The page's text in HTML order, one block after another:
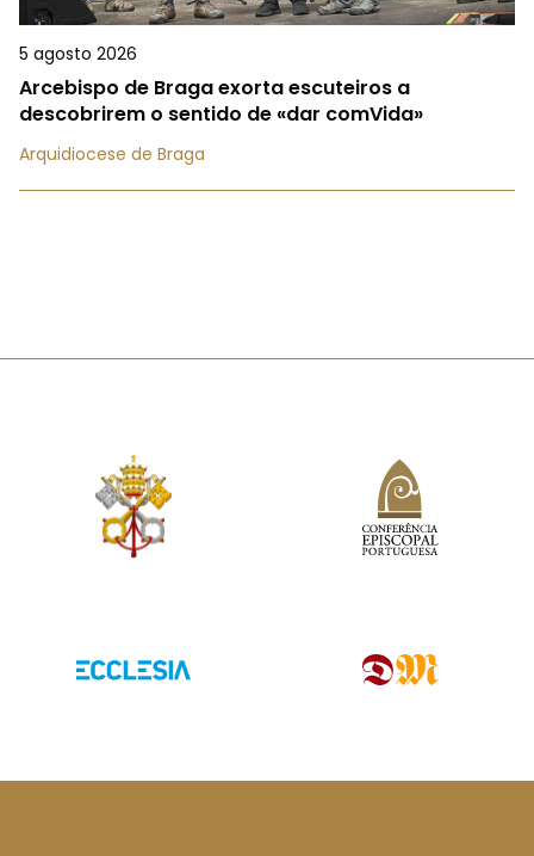
5 agosto 2026
Arcebispo de Braga exorta escuteiros a
descobrirem o sentido de «dar comVida»
Arquidiocese de Braga